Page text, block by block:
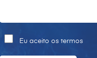
Eu aceito os termos